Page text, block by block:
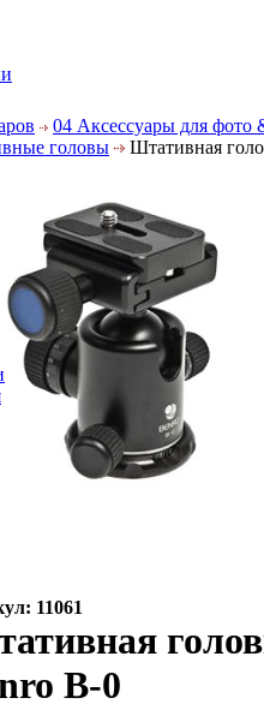
04 Аксессуары для фото
головы Штативная
11061
B-0